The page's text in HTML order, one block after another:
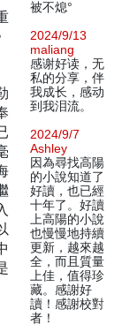
被不熄°
2024/9/13
maliang
感谢好读，无
私的分享，伴
我成长，感动
到我泪流。
2024/9/7
Ashley
因為尋找高陽
的小說知道了
好讀，也已經
十年了。好讀
上高陽的小說
也慢慢地持續
更新，越來越
全，而且質量
上佳，值得珍
藏。感謝好
讀！感謝校對
者！